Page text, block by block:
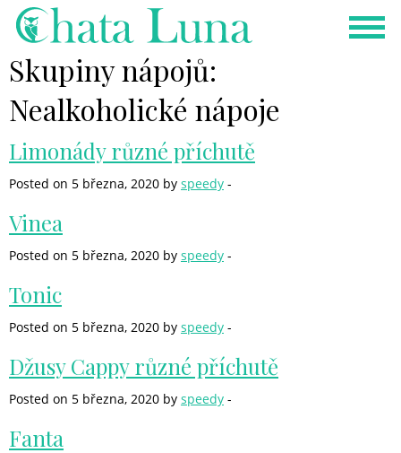
Skupiny nápojů:
Nealkoholické nápoje
Limonády různé příchutě
Posted on 5 března, 2020 by speedy -
Vinea
Posted on 5 března, 2020 by speedy -
Tonic
Posted on 5 března, 2020 by speedy -
Džusy Cappy různé příchutě
Posted on 5 března, 2020 by speedy -
Fanta